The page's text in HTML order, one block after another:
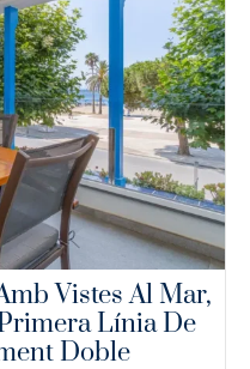
Vistes Al Mar,
Línia De
Doble